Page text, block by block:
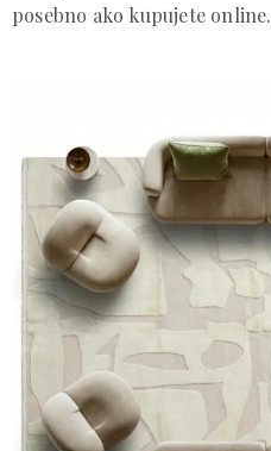
posebno ako kupujete online.